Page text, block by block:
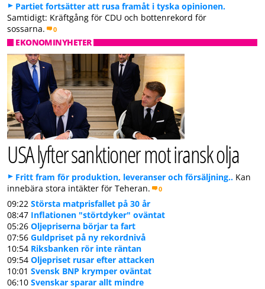
Partiet fortsätter att rusa framåt i tyska opinionen.
Samtidigt: Kräftgång för CDU och bottenrekord för
sossarna.
0
EKONOMINYHETER
USA lyfter sanktioner mot iransk olja
Fritt fram för produktion, leveranser och försäljning.. Kan
innebära stora intäkter för Teheran.
0
09:22 Största matprisfallet på 30 år
08:47 Inflationen "störtdyker" oväntat
05:26 Oljepriserna börjar ta fart
07:56 Guldpriset på ny rekordnivå
10:54 Riksbanken rör inte räntan
09:54 Oljepriset rusar efter attacken
10:01 Svensk BNP krymper oväntat
06:10 Svenskar sparar allt mindre